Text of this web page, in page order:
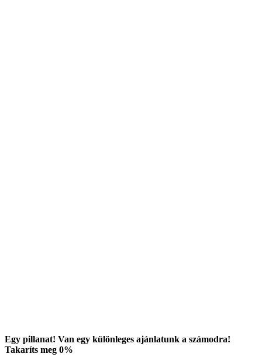
Egy pillanat! Van egy különleges ajánlatunk a számodra!
Takaríts meg 0%